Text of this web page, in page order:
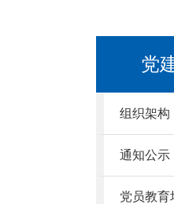
党
组织架构
通知公示
党员教育